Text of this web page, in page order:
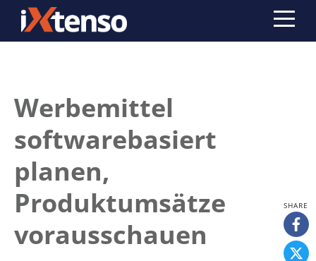
Werbemittel
softwarebasiert
planen,
Produktumsätze
vorausschauen